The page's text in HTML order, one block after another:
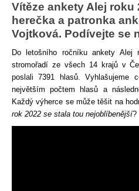
Nominované aleje
Podpořte
Výhry
Naši patroni
Vítěze ankety Alej roku
herečka a patronka
Vojtková. Podívejte se
Do letošního ročníku ankety Alej
stromořadí ze všech 14 krajů v
poslali 7391 hlasů. Vyhlašujeme
největším počtem hlasů a
Každý výherce se může těšit na
rok 2022 se stala tou nejoblíbenější?